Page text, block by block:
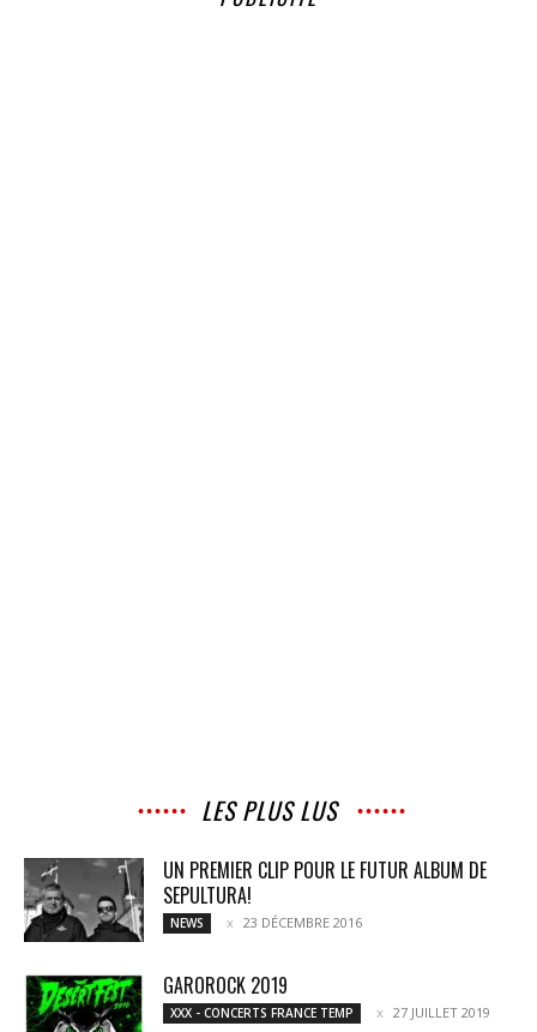
LES PLUS LUS
UN PREMIER CLIP POUR LE FUTUR ALBUM DE
SEPULTURA!
NEWS 23 DÉCEMBRE 2016
GAROROCK 2019
XXX - CONCERTS FRANCE TEMP 27 JUILLET 2019